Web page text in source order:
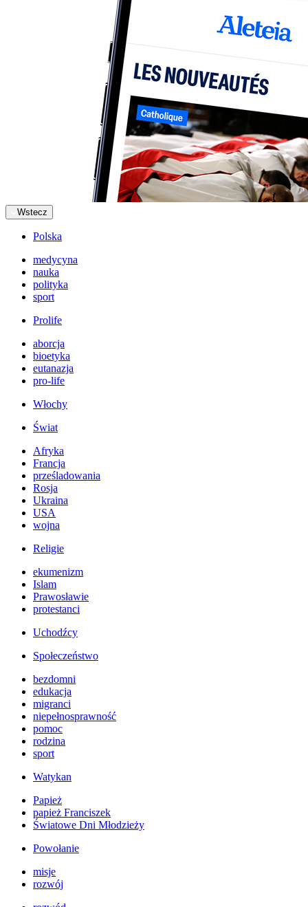
Wstecz
Polska
medycyna
nauka
polityka
sport
Prolife
aborcja
bioetyka
eutanazja
pro-life
Włochy
Świat
Afryka
Francja
prześladowania
Rosja
Ukraina
USA
wojna
Religie
ekumenizm
Islam
Prawosławie
protestanci
Uchodźcy
Społeczeństwo
bezdomni
edukacja
migranci
niepełnosprawność
pomoc
rodzina
sport
Watykan
Papież
papież Franciszek
Światowe Dni Młodzieży
Powołanie
misje
rozwój